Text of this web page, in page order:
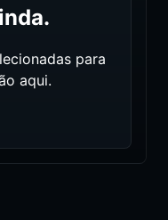
para
aqui.